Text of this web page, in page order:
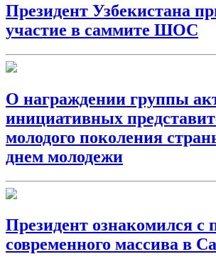
Президент Узбекистана
участие в саммите ШОС
О награждении группы
инициативных
молодого поколения
днем молодежи
Президент ознакомился с
современного массива в